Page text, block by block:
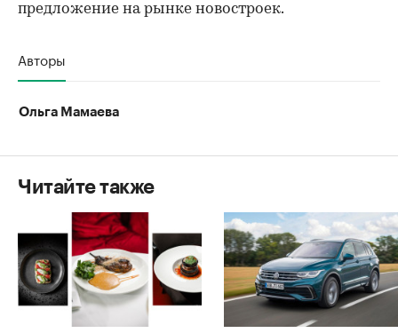
предложение на рынке новостроек.
Авторы
Ольга Мамаева
Читайте также